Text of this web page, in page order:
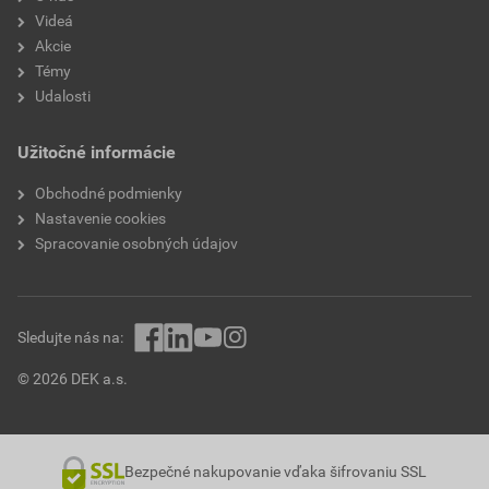
Videá
Akcie
Témy
Udalosti
Užitočné informácie
Obchodné podmienky
Nastavenie cookies
Spracovanie osobných údajov
© 2026 DEK a.s.
Sledujte nás na:
Bezpečné nakupovanie vďaka šifrovaniu SSL